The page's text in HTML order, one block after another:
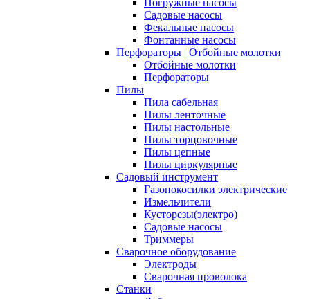
Погружные насосы
Садовые насосы
Фекальные насосы
Фонтанные насосы
Перфораторы | Отбойные молотки
Отбойные молотки
Перфораторы
Пилы
Пила сабельная
Пилы ленточные
Пилы настольные
Пилы торцовочные
Пилы цепные
Пилы циркулярные
Садовый инструмент
Газонокосилки электрические
Измельчители
Кусторезы(электро)
Садовые насосы
Триммеры
Сварочное оборудование
Электроды
Сварочная проволока
Станки